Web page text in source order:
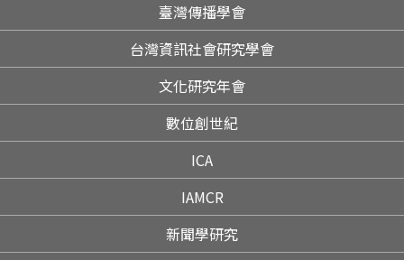
臺灣傳播學會
台灣資訊社會研究學會
文化研究年會
數位創世紀
ICA
IAMCR
新聞學研究